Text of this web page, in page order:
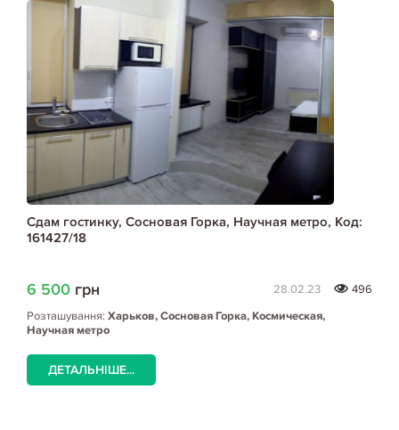
Сдам гостинку, Сосновая Горка, Научная метро, Код:
161427/18
6 500 грн 28.02.23
496
Розташування: Харьков, Сосновая Горка, Космическая,
Научная метро
ДЕТАЛЬНІШЕ...